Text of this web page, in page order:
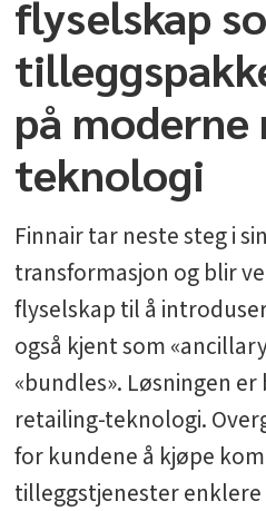
flyselskap
på
teknologi
Finnair tar neste steg i
transformasjon og blir
flyselskap til å
også kjent som
«bundles». Løsningen
retailing-teknologi.
for kundene å kjøpe
tilleggstjenester